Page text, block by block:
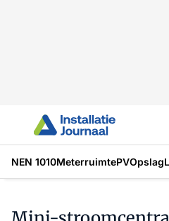
NEN 1010MeterruimtePVOpslag